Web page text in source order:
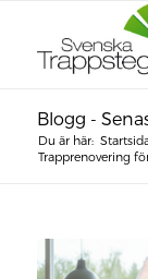
Blogg -
Du är här:
Trapprenovering